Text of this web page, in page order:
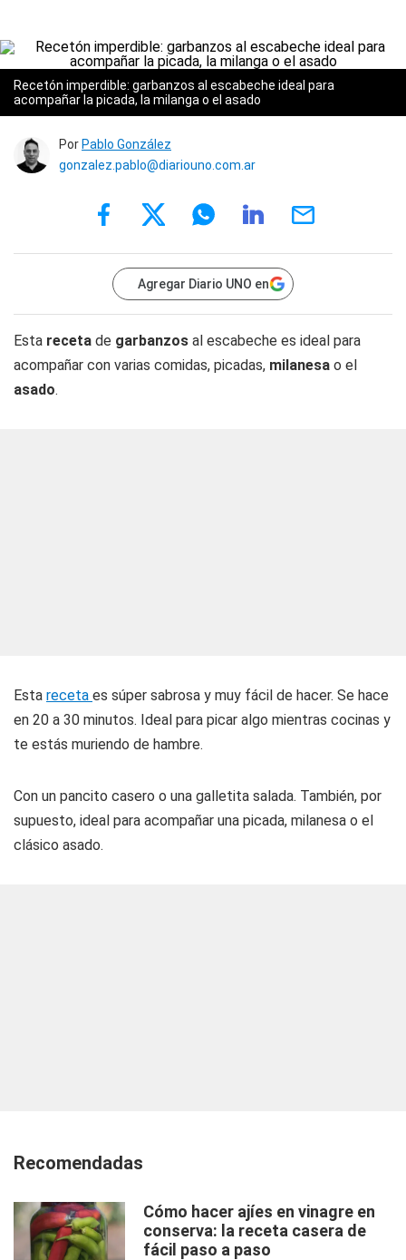
Recetón imperdible: garbanzos al escabeche ideal para
acompañar la picada, la milanga o el asado
Por Pablo González
gonzalez.pablo@diariouno.com.ar
Agregar Diario UNO en
Esta receta de garbanzos al escabeche es ideal para
acompañar con varias comidas, picadas, milanesa o el
asado.
Esta receta es súper sabrosa y muy fácil de hacer. Se hace
en 20 a 30 minutos. Ideal para picar algo mientras cocinas y
te estás muriendo de hambre.
Con un pancito casero o una galletita salada. También, por
supuesto, ideal para acompañar una picada, milanesa o el
clásico asado.
Recomendadas
Cómo hacer ajíes en vinagre en
conserva: la receta casera de
fácil paso a paso